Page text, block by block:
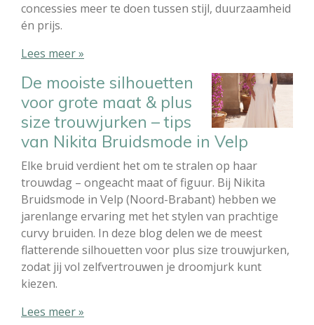
concessies meer te doen tussen stijl, duurzaamheid
én prijs.
Lees meer »
De mooiste silhouetten
voor grote maat & plus
size trouwjurken – tips
van Nikita Bruidsmode in Velp
Elke bruid verdient het om te stralen op haar
trouwdag – ongeacht maat of figuur. Bij Nikita
Bruidsmode in Velp (Noord-Brabant) hebben we
jarenlange ervaring met het stylen van prachtige
curvy bruiden. In deze blog delen we de meest
flatterende silhouetten voor plus size trouwjurken,
zodat jij vol zelfvertrouwen je droomjurk kunt
kiezen.
Lees meer »